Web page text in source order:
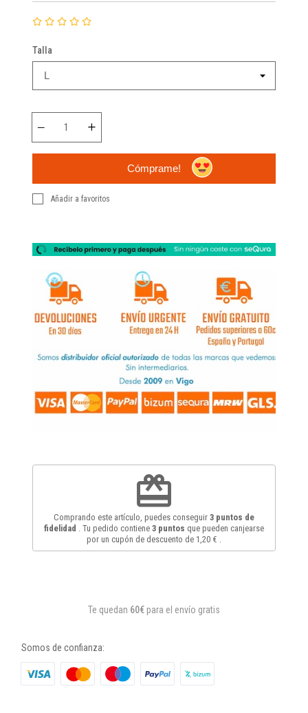
Talla
Cómprame!
Añadir a favoritos
redeem
Comprando este artículo, puedes conseguir 3 puntos de
fidelidad
. Tu pedido contiene 3 puntos que pueden canjearse
por un cupón de descuento de 1,20 €
Te quedan 60€ para el envío gratis
Somos de confianza: